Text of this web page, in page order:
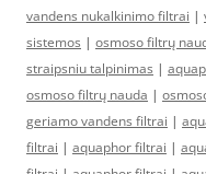
vandens nukalkinimo filtrai |
sistemos | osmoso filtrų
straipsniu talpinimas |
osmoso filtrų nauda |
geriamo vandens filtrai |
filtrai | aquaphor filtrai |